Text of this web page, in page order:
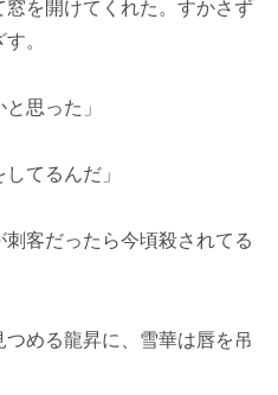
を開けてくれた。すかさず
。
思った」
てるんだ」
刺客だったら今頃殺されてる
める龍昇に、雪華は唇を吊